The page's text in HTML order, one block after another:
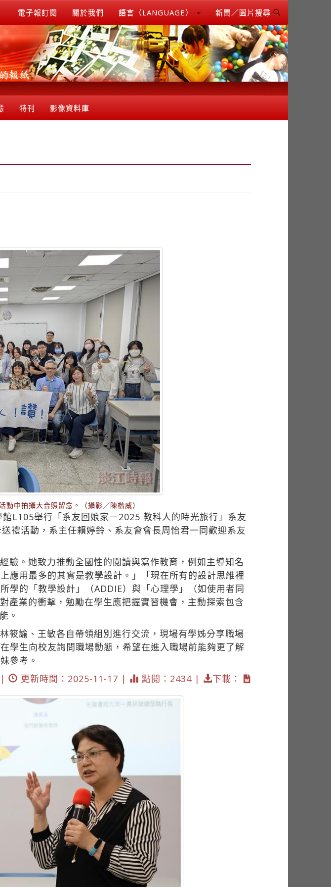
電子報訂閱 關於我們 語言（LANGUAGE） 新聞／圖片搜尋
特刊 影像資料庫
中拍攝大合照留念。（攝影／陳楷威）
L105舉行「系友回娘家－2025 教科人的時光旅行」系友
禮活動，系主任賴婷鈴、系友會會長周怡君一同歡迎系友
驗。她致力推動全國性的閱讀與寫作教育，例如主導知名
應用最多的其實是教學設計。」「現在所有的設計思維裡
學的「教學設計」（ADDIE）與「心理學」（如使用者同
產業的衝擊，勉勵在學生應把握實習機會，主動探索包含
。
筱諭、王敏各自帶領組別進行交流，現場有學姊分享職場
學生向校友詢問職場動態，希望在進入職場前能夠更了解
參考。
更新時間：2025-11-17 | 點閱：2434 | 下載：